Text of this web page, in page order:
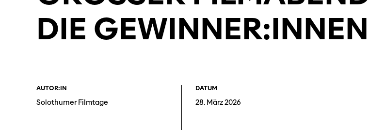
DIE GEWINNER:INNEN
AUTOR:IN
Solothurner Filmtage
DATUM
28. März 2026